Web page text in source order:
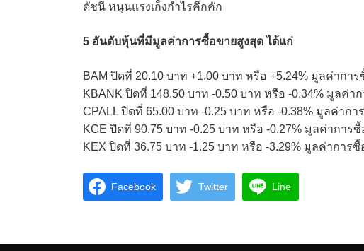
ดัชนี หนุนแรงเก็งกำไรคึกคัก
5 อันดับหุ้นที่มีมูลค่าการซื้อขายสูงสุด ได้แก่
BAM ปิดที่ 20.10 บาท +1.00 บาท หรือ +5.24% มูลค่ากา
KBANK ปิดที่ 148.50 บาท -0.50 บาท หรือ -0.34% มูลค่า
CPALL ปิดที่ 65.00 บาท -0.25 บาท หรือ -0.38% มูลค่าก
KCE ปิดที่ 90.75 บาท -0.25 บาท หรือ -0.27% มูลค่าการ
KEX ปิดที่ 36.75 บาท -1.25 บาท หรือ -3.29% มูลค่าการ
Facebook Twitter Line